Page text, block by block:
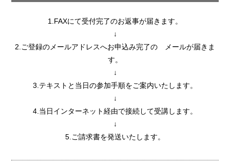
1.FAXにて受付完了のお返事が届きます。
↓
2.ご登録のメールアドレスへお申込み完了の メールが届きま
す。
↓
3.テキストと当日の参加手順をご案内いたします。
↓
4.当日インターネット経由で接続して受講します。
↓
5.ご請求書を発送いたします。